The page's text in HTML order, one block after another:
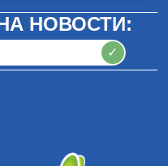
НОВОСТИ:
✓